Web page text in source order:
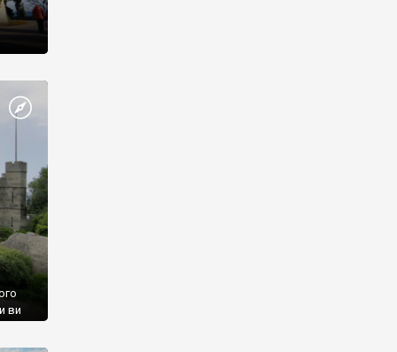
ви